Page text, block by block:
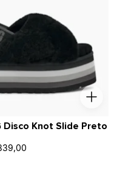
Disco Knot Slide Preto